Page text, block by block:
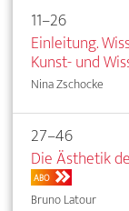
11–26
Einleitung.
Kunst- und
Nina Zschocke
27–46
Die Ästhetik
ABO
Bruno Latour